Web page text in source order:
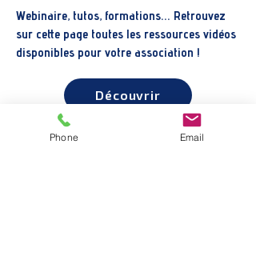
Webinaire, tutos, formations... Retrouvez
sur cette page toutes les ressources vidéos
disponibles pour votre association !
Découvrir
Phone Email